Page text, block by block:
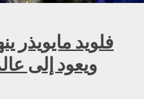
فلويد مايويذر
ويعود إلى